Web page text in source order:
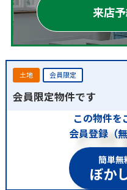
来店
土地 会員限定
会員限定物件です
この物件を
会員登録（
簡単無
ぼか